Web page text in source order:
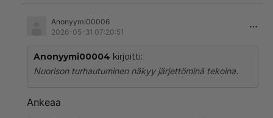
Anonyymi00006
2026-05-31 07:20:51
Anonyymi00004 kirjoitti:
Nuorison turhautuminen näkyy järjettöminä tekoina.
Ankeaa